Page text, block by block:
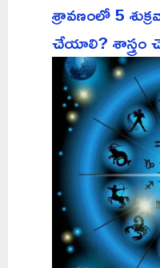
శ్రావణంలో 5
చేయాలి? శాస్త్రం